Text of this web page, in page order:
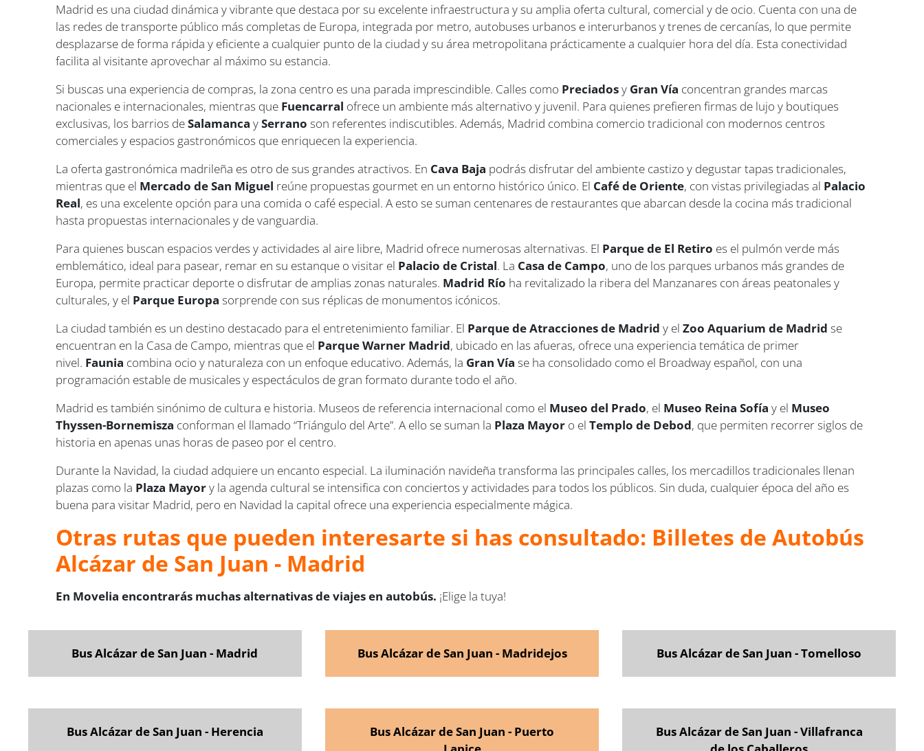
Madrid es una ciudad dinámica y vibrante que destaca por su excelente infraestructura y su amplia oferta cultural, comercial y de ocio. Cuenta con una de
las redes de transporte público más completas de Europa, integrada por metro, autobuses urbanos e interurbanos y trenes de cercanías, lo que permite
desplazarse de forma rápida y eficiente a cualquier punto de la ciudad y su área metropolitana prácticamente a cualquier hora del día. Esta conectividad
facilita al visitante aprovechar al máximo su estancia.
Si buscas una experiencia de compras, la zona centro es una parada imprescindible. Calles como Preciadosy Gran Vía concentran grandes marcas
nacionales e internacionales, mientras que Fuencarral ofrece un ambiente más alternativo y juvenil. Para quienes prefieren firmas de lujo y boutiques
exclusivas, los barrios deSalamanca ySerrano son referentes indiscutibles. Además, Madrid combina comercio tradicional con modernos centros
comerciales y espacios gastronómicos que enriquecen la experiencia.
La oferta gastronómica madrileña es otro de sus grandes atractivos. En Cava Baja podrás disfrutar del ambiente castizo y degustar tapas tradicionales,
mientras que el Mercado de San Miguel reúne propuestas gourmet en un entorno histórico único. El Café de Oriente, con vistas privilegiadas al Palacio
Real, es una excelente opción para una comida o café especial. A esto se suman centenares de restaurantes que abarcan desde la cocina más tradicional
hasta propuestas internacionales y de vanguardia.
Para quienes buscan espacios verdes y actividades al aire libre, Madrid ofrece numerosas alternativas. El Parque de El Retiro es el pulmón verde más
emblemático, ideal para pasear, remar en su estanque o visitar el Palacio de Cristal. La Casa de Campo, uno de los parques urbanos más grandes de
Europa, permite practicar deporte o disfrutar de amplias zonas naturales. Madrid Río ha revitalizado la ribera del Manzanares con áreas peatonales y
culturales, y el Parque Europa sorprende con sus réplicas de monumentos icónicos.
La ciudad también es un destino destacado para el entretenimiento familiar. El Parque de Atracciones de Madrid y elZoo Aquarium de Madrid se
encuentran en la Casa de Campo, mientras que el Parque Warner Madrid, ubicado en las afueras, ofrece una experiencia temática de primer
nivel. Faunia combina ocio y naturaleza con un enfoque educativo. Además, la Gran Vía se ha consolidado como el Broadway español, con una
programación estable de musicales y espectáculos de gran formato durante todo el año.
Madrid es también sinónimo de cultura e historia. Museos de referencia internacional como el Museo del Prado, el Museo Reina Sofía y el Museo
Thyssen-Bornemisza conforman el llamado “Triángulo del Arte”. A ello se suman la Plaza Mayor o elTemplo de Debod, que permiten recorrer siglos de
historia en apenas unas horas de paseo por el centro.
Durante la Navidad, la ciudad adquiere un encanto especial. La iluminación navideña transforma las principales calles, los mercadillos tradicionales llenan
plazas como la Plaza Mayory la agenda cultural se intensifica con conciertos y actividades para todos los públicos. Sin duda, cualquier época del año es
buena para visitar Madrid, pero en Navidad la capital ofrece una experiencia especialmente mágica.
Otras rutas que pueden interesarte si has consultado: Billetes de Autobús
Alcázar de San Juan - Madrid
En Movelia encontrarás muchas alternativas de viajes en autobús. ¡Elige la tuya!
Bus Alcázar de San Juan - Madrid Bus Alcázar de San Juan - Madridejos Bus Alcázar de San Juan - Tomelloso
Bus Alcázar de San Juan - Herencia
Bus Alcázar de San Juan - Puerto
Bus Alcázar de San Juan - Villafranca